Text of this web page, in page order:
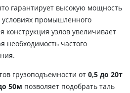
гарантирует высокую мощность
промышленного
конструкция узлов увеличивает
необходимость частого
грузоподъемности от 0,5 до 20т
50м позволяет подобрать таль